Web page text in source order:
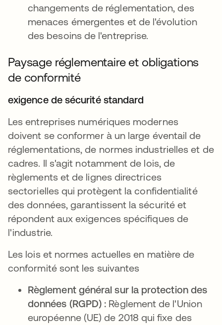
changements de réglementation, des
menaces émergentes et de l'évolution
des besoins de l'entreprise.
Paysage réglementaire et obligations
de conformité
exigence de sécurité standard
Les entreprises numériques modernes
doivent se conformer à un large éventail de
réglementations, de normes industrielles et de
cadres. Il s'agit notamment de lois, de
règlements et de lignes directrices
sectorielles qui protègent la confidentialité
des données, garantissent la sécurité et
répondent aux exigences spécifiques de
l'industrie.
Les lois et normes actuelles en matière de
conformité sont les suivantes
Règlement général sur la protection des
données (RGPD) : Règlement de l'Union
européenne (UE) de 2018 qui fixe des